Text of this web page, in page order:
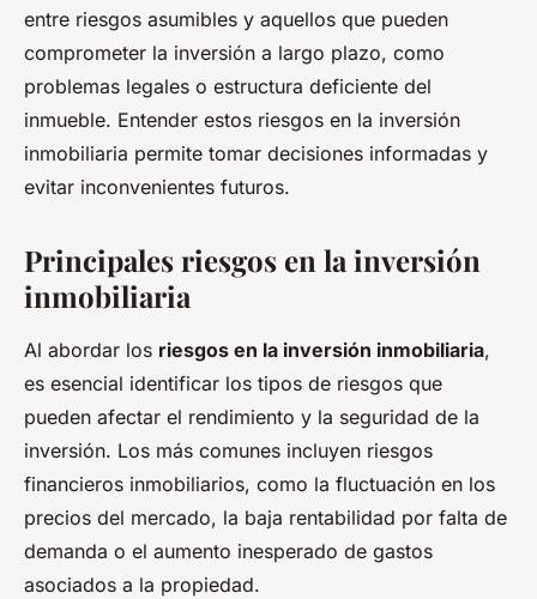
entre riesgos asumibles y aquellos que pueden
comprometer la inversión a largo plazo, como
problemas legales o estructura deficiente del
inmueble. Entender estos riesgos en la inversión
inmobiliaria permite tomar decisiones informadas y
evitar inconvenientes futuros.
Principales riesgos en la inversión
inmobiliaria
Al abordar los riesgos en la inversión inmobiliaria,
es esencial identificar los tipos de riesgos que
pueden afectar el rendimiento y la seguridad de la
inversión. Los más comunes incluyen riesgos
financieros inmobiliarios, como la fluctuación en los
precios del mercado, la baja rentabilidad por falta de
demanda o el aumento inesperado de gastos
asociados a la propiedad.